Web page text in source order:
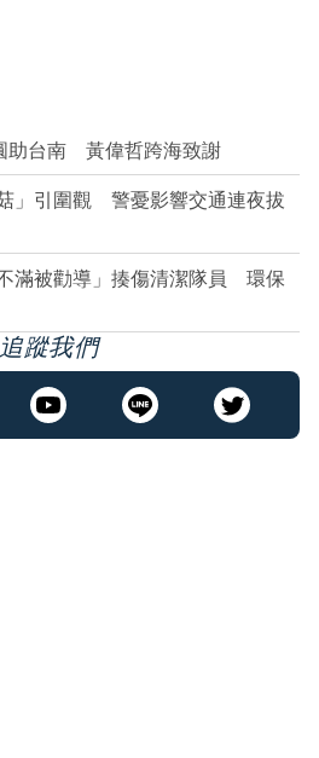
助台南 黃偉哲跨海致謝
」引圍觀 警憂影響交通連夜拔
滿被勸導」揍傷清潔隊員 環保
追蹤我們